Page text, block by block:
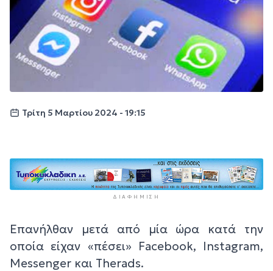
Τρίτη 5 Μαρτίου 2024 - 19:15
ΔΙΑΦΉΜΙΣΗ
Επανήλθαν μετά από μία ώρα κατά την
οποία είχαν «πέσει» Facebook, Instagram,
Messenger και Therads.